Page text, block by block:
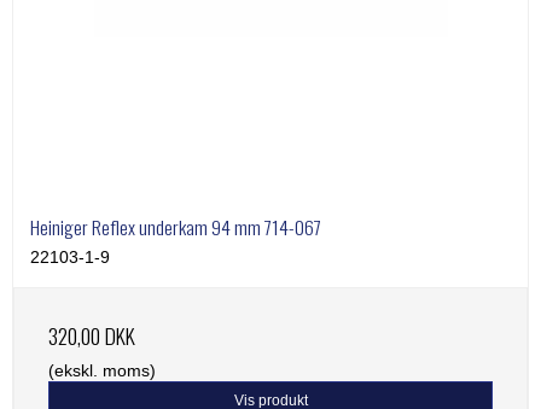
Heiniger Reflex underkam 94 mm 714-067
22103-1-9
320,00 DKK
(ekskl. moms)
Vis produkt